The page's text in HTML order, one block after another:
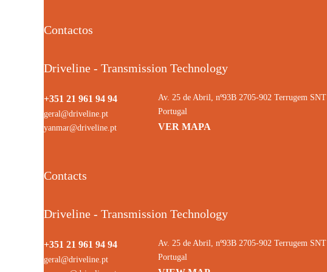
Contactos
Driveline - Transmission Technology
+351 21 961 94 94
geral@driveline.pt
yanmar@driveline.pt
Av. 25 de Abril, nº93B 2705-902 Terrugem SNT
Portugal
VER MAPA
Contacts
Driveline - Transmission Technology
+351 21 961 94 94
geral@driveline.pt
Av. 25 de Abril, nº93B 2705-902 Terrugem SNT
Portugal